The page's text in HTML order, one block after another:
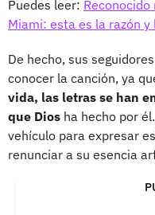
Puedes leer:
Miami: esta es la razón
De hecho, sus
conocer la canción, ya
vida, las letras se han
que Dios ha hecho por
vehículo para expresar
renunciar a su esencia